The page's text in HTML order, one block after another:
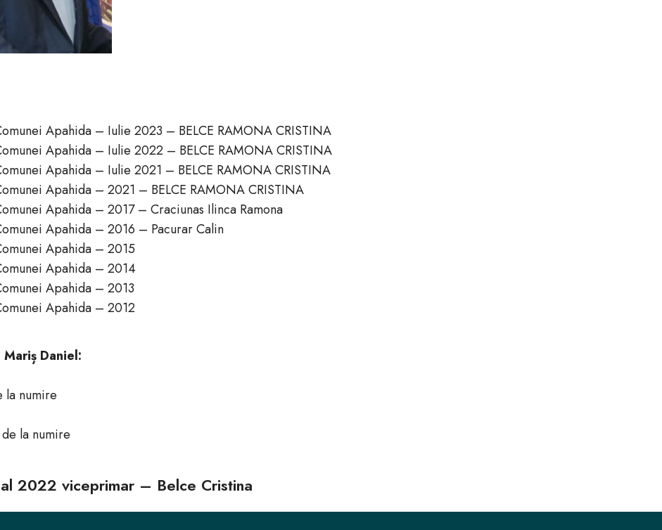
Apahida – Iulie 2023 – BELCE RAMONA CRISTINA
Apahida – Iulie 2022 – BELCE RAMONA CRISTINA
Apahida – Iulie 2021 – BELCE RAMONA CRISTINA
Apahida – 2021 – BELCE RAMONA CRISTINA
Apahida – 2017 – Craciunas Ilinca Ramona
Apahida – 2016 – Pacurar Calin
Apahida – 2015
Apahida – 2014
Apahida – 2013
Apahida – 2012
Daniel:
la numire
la numire
2022 viceprimar – Belce Cristina